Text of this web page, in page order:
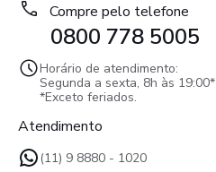
Compre pelo telefone
0800 778 5005
Horário de atendimento:
Segunda a sexta, 8h às 19:00*
*Exceto feriados.
Atendimento
(11) 9 8880 - 1020